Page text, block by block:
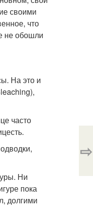
своими
что
не обошли
На это и
часто
Ни
пока
долгими
⇨